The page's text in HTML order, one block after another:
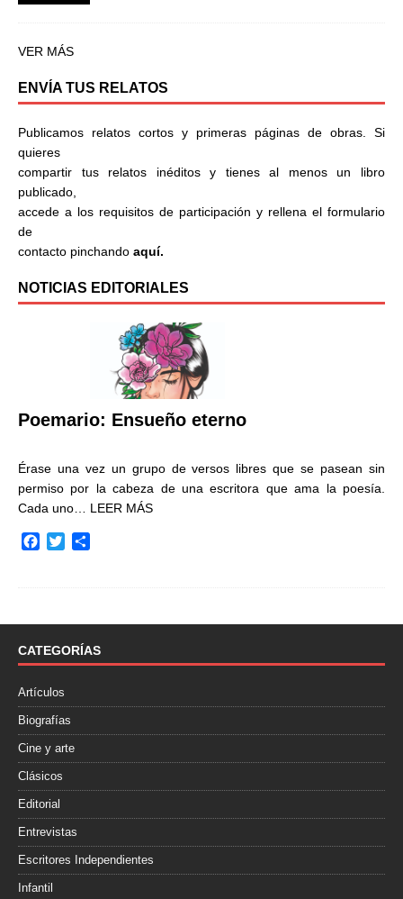
VER MÁS
ENVÍA TUS RELATOS
Publicamos relatos cortos y primeras páginas de obras. Si
quieres
compartir tus relatos inéditos y tienes al menos un libro
publicado,
accede a los requisitos de participación y rellena el formulario
de
contacto pinchando aquí.
NOTICIAS EDITORIALES
Poemario: Ensueño eterno
Érase una vez un grupo de versos libres que se pasean sin
permiso por la cabeza de una escritora que ama la poesía.
Cada uno… LEER MÁS
o
k
r
t
i
CATEGORÍAS
Artículos
Biografías
Cine y arte
Clásicos
Editorial
Entrevistas
Escritores Independientes
Infantil